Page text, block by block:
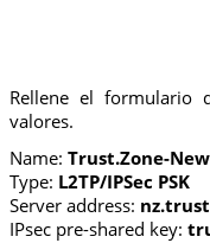
Rellene el formulario
valores.
Name: Trust.Zone-
Type: L2TP/IPSec PSK
Server address:
IPsec pre-shared key: